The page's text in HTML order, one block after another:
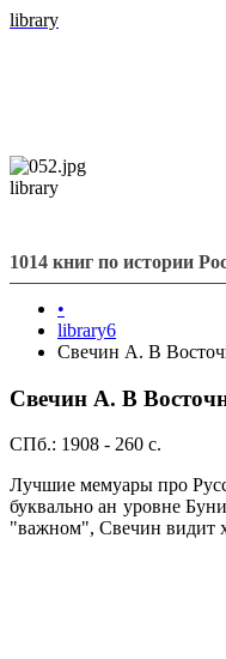
library
library
1014 книг по истории
•
library6
Свечин А. В
Свечин А. В
СПб.: 1908 - 260 с.
Лучшие мемуары про
буквально ан уровне
"важном", Свечин видит